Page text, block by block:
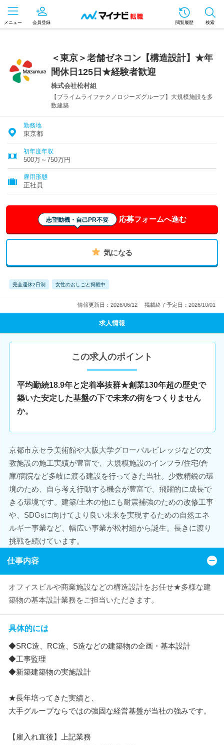
メニュー 会員登録 閲覧履歴 検索
＜東京＞老舗ゼネコン【構造設計】★年
間休日125日★経験者歓迎
株式会社松村組
【プライムライフテクノロジーズグループ】大規模施設を多
数建築
勤務地
東京都
初年度年収
500万～750万円
雇用形態
正社員
志望動機・自己PR不要 応募フォームへ進む
気になる
完全週休2日制 女性のおしごと掲載中
情報更新日：2026/06/12 掲載終了予定日：2026/10/01
求人情報
この求人のポイント
平均勤続18.9年と定着率抜群★創業130年超の歴史で
築いた安定した基盤の下で未来の街をつくりません
か。
京都市京セラ美術館や大阪大学グローバルビレッジなどの文
教施設の施工実績が豊富で、大規模施設のインフラ/住宅/倉
庫/病院など多岐に渡る建設を行ってきた当社。少数精鋭の環
境のため、自ら考え行動する機会が豊富で、飛躍的に成長で
きる環境です。建築/土木の他にも耐震補強のための改修工事
や、SDGsに向けてより良い未来を実現するための自然エネ
ルギー事業など、幅広い事業が松村組から誕生。長きに渡り
挑戦を続けています。
仕事内容
オフィスビルや商業施設などの構造設計をお任せ★多様な建
築物の基本設計業務をご担当いただきます。
具体的には
◆SRC造、RC造、S造などの建築物の企画・基本設計
◆工事監理
◆新築建築物の実施設計
★長年培ってきた実績と、
大手グループならではの強固な経営基盤が当社の強みです。
【雇入れ直後】上記業務